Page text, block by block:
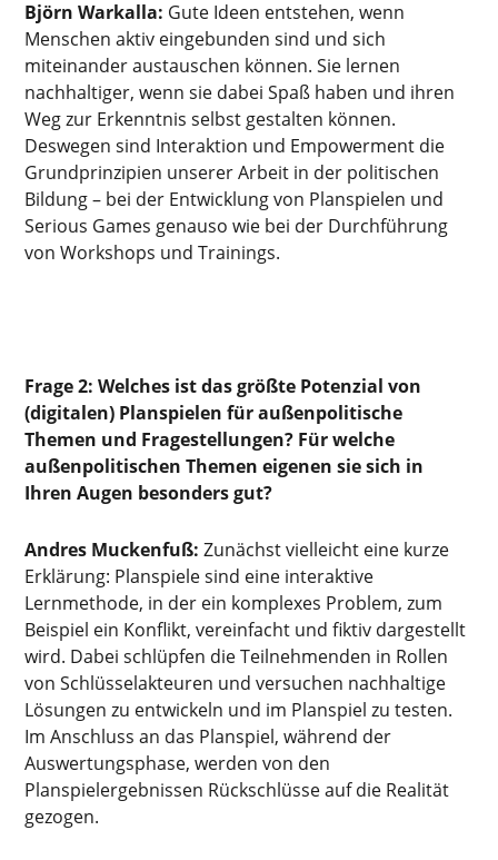
Björn Warkalla: Gute Ideen entstehen, wenn
Menschen aktiv eingebunden sind und sich
miteinander austauschen können. Sie lernen
nachhaltiger, wenn sie dabei Spaß haben und ihren
Weg zur Erkenntnis selbst gestalten können.
Deswegen sind Interaktion und Empowerment die
Grundprinzipien unserer Arbeit in der politischen
Bildung – bei der Entwicklung von Planspielen und
Serious Games genauso wie bei der Durchführung
von Workshops und Trainings.
Frage 2: Welches ist das größte Potenzial von
(digitalen) Planspielen für außenpolitische
Themen und Fragestellungen? Für welche
außenpolitischen Themen eigenen sie sich in
Ihren Augen besonders gut?
Andres Muckenfuß:Zunächst vielleicht eine kurze
Erklärung: Planspiele sind eine interaktive
Lernmethode, in der ein komplexes Problem, zum
Beispiel ein Konflikt, vereinfacht und fiktiv dargestellt
wird. Dabei schlüpfen die Teilnehmenden in Rollen
von Schlüsselakteuren und versuchen nachhaltige
Lösungen zu entwickeln und im Planspiel zu testen.
Im Anschluss an das Planspiel, während der
Auswertungsphase, werden von den
Planspielergebnissen Rückschlüsse auf die Realität
gezogen.